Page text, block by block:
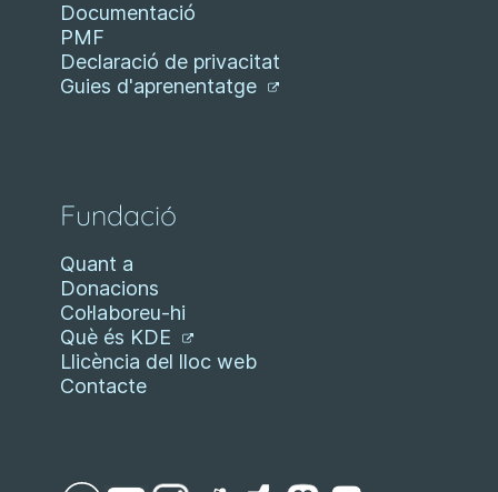
Documentació
PMF
Declaració de privacitat
Guies d'aprenentatge
Fundació
Quant a
Donacions
Col·laboreu-hi
Què és KDE
Llicència del lloc web
Contacte